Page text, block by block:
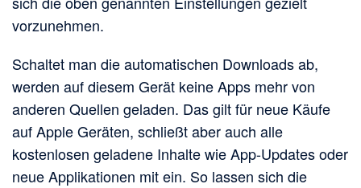
vorzunehmen.
Schaltet man die automatischen Downloads ab,
werden auf diesem Gerät keine Apps mehr von
anderen Quellen geladen. Das gilt für neue Käufe
auf Apple Geräten, schließt aber auch alle
kostenlosen geladene Inhalte wie App-Updates oder
neue Applikationen mit ein. So lassen sich die